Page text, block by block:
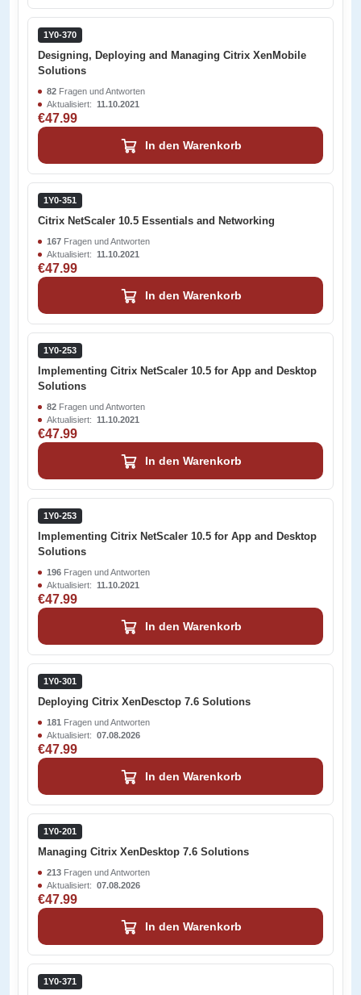
1Y0-370
Designing, Deploying and Managing Citrix XenMobile
Solutions
82 Fragen und Antworten
Aktualisiert: 11.10.2021
€47.99
In den Warenkorb
1Y0-351
Citrix NetScaler 10.5 Essentials and Networking
167 Fragen und Antworten
Aktualisiert: 11.10.2021
€47.99
In den Warenkorb
1Y0-253
Implementing Citrix NetScaler 10.5 for App and Desktop
Solutions
82 Fragen und Antworten
Aktualisiert: 11.10.2021
€47.99
In den Warenkorb
1Y0-253
Implementing Citrix NetScaler 10.5 for App and Desktop
Solutions
196 Fragen und Antworten
Aktualisiert: 11.10.2021
€47.99
In den Warenkorb
1Y0-301
Deploying Citrix XenDesctop 7.6 Solutions
181 Fragen und Antworten
Aktualisiert: 07.08.2026
€47.99
In den Warenkorb
1Y0-201
Managing Citrix XenDesktop 7.6 Solutions
213 Fragen und Antworten
Aktualisiert: 07.08.2026
€47.99
In den Warenkorb
1Y0-371